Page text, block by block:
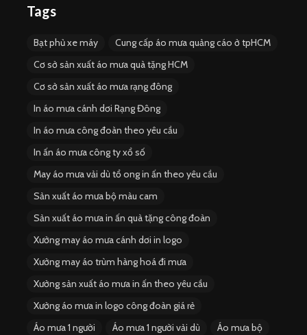
Tags
Bạt phủ xe máy
Cung cấp áo mưa quảng cáo ở tpHCM
Cơ sở sản xuất áo mưa quà tặng HCM
Cơ sở sản xuất áo mưa rạng đông
In áo mưa cánh dơi Rạng Đông
In áo mưa công đoàn theo yêu cầu
In ấn áo mưa công ty xổ số
May áo mưa vải dù tổ ong in ấn theo yêu cầu
Sản xuất áo mưa bộ màu cam
Sản xuất áo mưa in ấn quà tặng công đoàn
Xưởng may áo mưa cánh dơi in logo
Xưởng may áo trùm hàng hoá đi mưa
Xưởng sản xuất áo mưa in ấn theo yêu cầu
Xưởng áo mưa in logo công đoàn giá rẻ
Áo mưa 1 người
Áo mưa 1 người vải dù
Áo mưa bộ